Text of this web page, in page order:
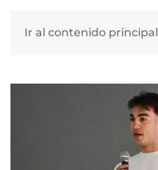
Ir al contenido principal